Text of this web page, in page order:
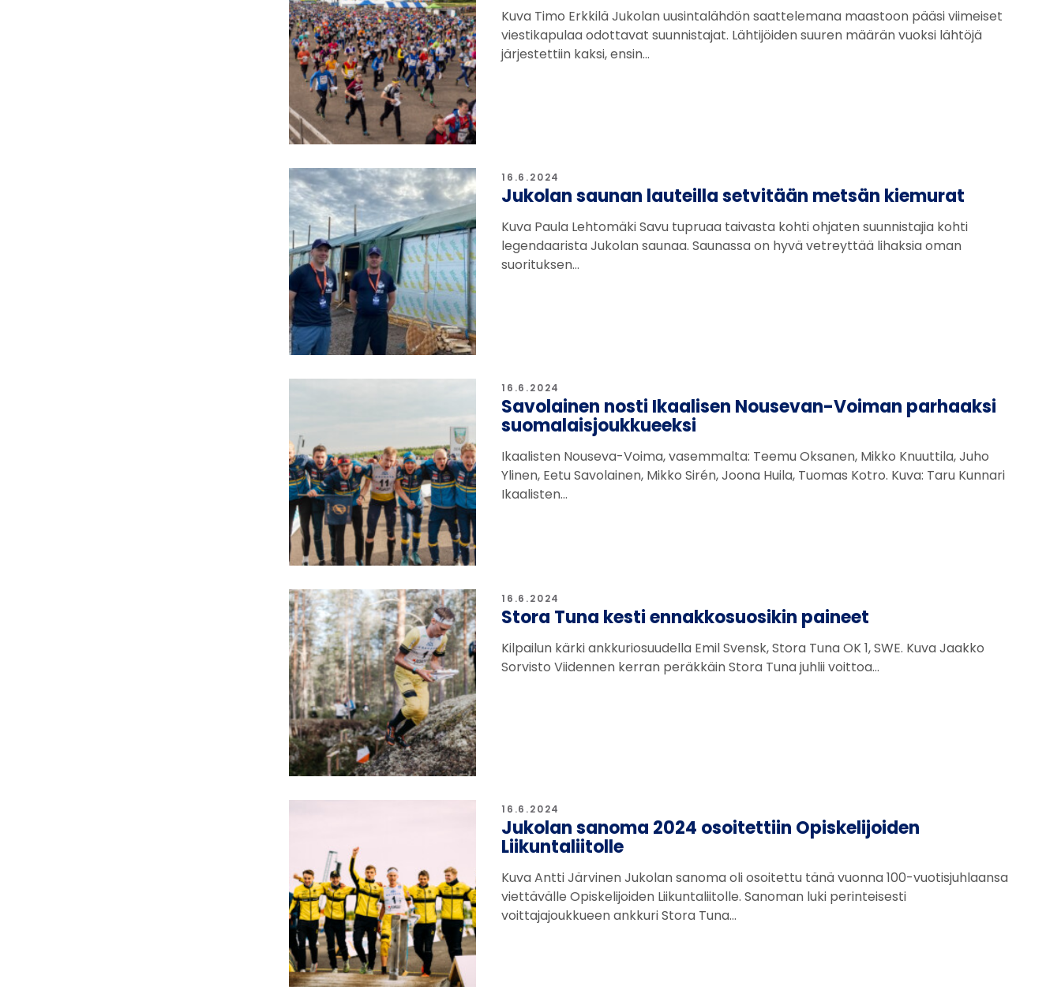
Kuva Timo Erkkilä Jukolan uusintalähdön saattelemana maastoon pääsi viimeiset
viestikapulaa odottavat suunnistajat. Lähtijöiden suuren määrän vuoksi lähtöjä
järjestettiin kaksi, ensin…
16.6.2024
Jukolan saunan lauteilla setvitään metsän kiemurat
Kuva Paula Lehtomäki Savu tupruaa taivasta kohti ohjaten suunnistajia kohti
legendaarista Jukolan saunaa. Saunassa on hyvä vetreyttää lihaksia oman
suorituksen…
16.6.2024
Savolainen nosti Ikaalisen Nousevan-Voiman parhaaksi
suomalaisjoukkueeksi
Ikaalisten Nouseva-Voima, vasemmalta: Teemu Oksanen, Mikko Knuuttila, Juho
Ylinen, Eetu Savolainen, Mikko Sirén, Joona Huila, Tuomas Kotro. Kuva: Taru Kunnari
Ikaalisten…
16.6.2024
Stora Tuna kesti ennakkosuosikin paineet
Kilpailun kärki ankkuriosuudella Emil Svensk, Stora Tuna OK 1, SWE. Kuva Jaakko
Sorvisto Viidennen kerran peräkkäin Stora Tuna juhlii voittoa…
16.6.2024
Jukolan sanoma 2024 osoitettiin Opiskelijoiden
Liikuntaliitolle
Kuva Antti Järvinen Jukolan sanoma oli osoitettu tänä vuonna 100-vuotisjuhlaansa
viettävälle Opiskelijoiden Liikuntaliitolle. Sanoman luki perinteisesti
voittajajoukkueen ankkuri Stora Tuna…